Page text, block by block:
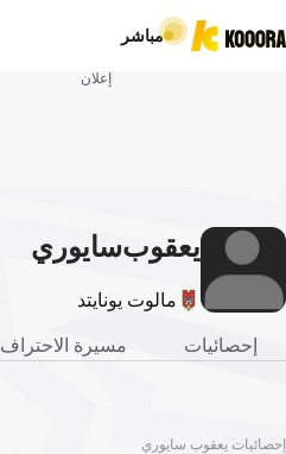
مباشر
إعلان
يعقوبسايوري
مالوت يونايتد
إحصائيات مسيرة الاحتراف
إحصائيات يعقوب سايوري